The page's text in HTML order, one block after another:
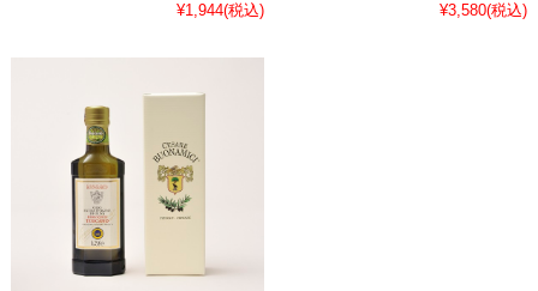
¥1,944(税込)
¥3,580(税込)